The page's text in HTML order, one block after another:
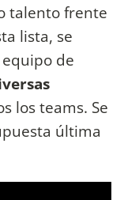
talento frente
lista, se
de
los teams. Se
última